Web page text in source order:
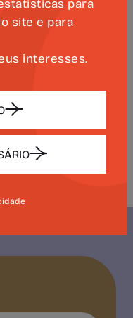
17h30.
:
| 8 de junho,
| 4 julho, às 15h
17h30.
para
site e para
interesses.